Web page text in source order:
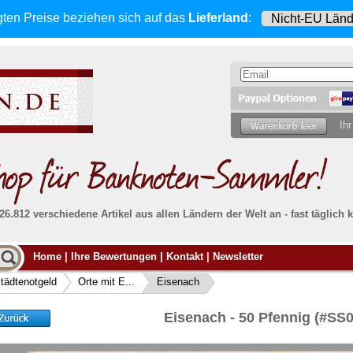
Preise beziehen sich auf das Lieferland :
verschiedene Artikel aus allen Ländern der Welt an - fast täglich
Alle Lieferungen, auch ins Ausland, werden
von uns voll versichert. Sie habenkein Risiko
falls die Sendung verloren geht oder beschädigt
wird.
Absolute Zuverlässigkeit:sowohl in puncto
Senden
Ihrer
Weitere
Home Ihre Bewertungen Kontakt Newsletter
Orte mit E... Eisenach
Eisenach - 50 Pfennig